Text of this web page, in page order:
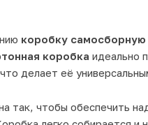
коробку самосборную
коробка идеально
делает её
так, чтобы обеспечить